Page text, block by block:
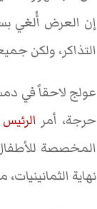
إن العرض أُلغي
التذاكر، ولكن
عولج لاحقاً في
حرجة، أمر
المخصصة
نهاية